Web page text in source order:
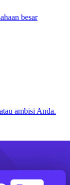
besar
ambisi Anda.